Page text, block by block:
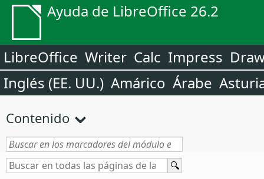
Ayuda de LibreOffice 26.2
LibreOffice Writer Calc Impress
Inglés (EE. UU.) Amárico Árabe
Contenido